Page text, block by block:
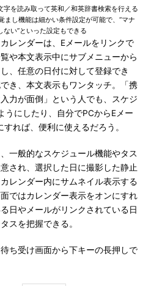
を読み取って英和／和英辞書検索を行える
まし機能は細かい条件設定が可能で、“マナ
い”といった設定もできる
レンダーは、Eメールをリンクで
や本文表示中にサブメニューから
、任意の日付に対して登録でき
き、本文表示もワンタッチ。「携
力が面倒」という人でも、スケジ
うにしたり、自分でPCからEメー
れば、便利に使えるだろう。
一般的なスケジュール機能やタス
され、選択した日に撮影した静止
レンダー内にサムネイル表示する
ではカレンダー表示をオンにすれ
日やメールがリンクされている日
スを把握できる。
ち受け画面から下キーの長押しで